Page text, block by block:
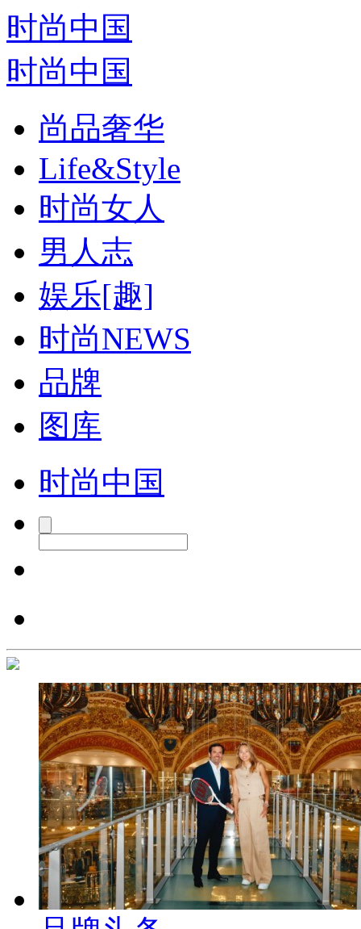
时尚中国
时尚中国
尚品奢华
Life&Style
时尚女人
男人志
娱乐[趣]
时尚NEWS
品牌
图库
时尚中国